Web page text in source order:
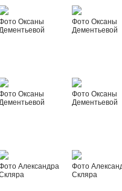
Оксаны
Фото Оксаны
Дементьевой
Оксаны
Фото Оксаны
Дементьевой
Александра
Фото
Скляра